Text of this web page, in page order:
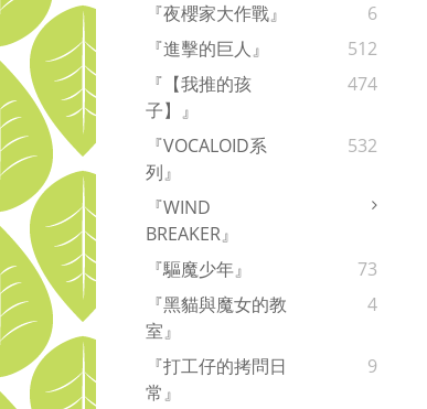
『夜櫻家大作戰』
6
『進擊的巨人』
512
『【我推的孩
子】』
474
『VOCALOID系
列』
532
『WIND
BREAKER』
『驅魔少年』
73
『黑貓與魔女的教
室』
4
『打工仔的拷問日
常』
9